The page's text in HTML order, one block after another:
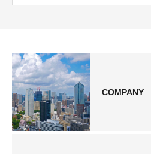
COMPANY